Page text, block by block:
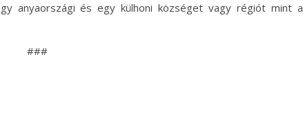
anyaországi és egy külhoni községet vagy régiót mint a
###